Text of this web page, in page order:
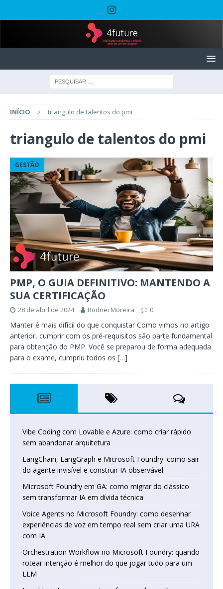
INÍCIO triangulo de talentos do pmi
triangulo de talentos do pmi
GESTÃO
PMP, O GUIA DEFINITIVO: MANTENDO A
SUA CERTIFICAÇÃO
28 de abril de 2024 Rodnei Moreira 0
Manter é mais difícil do que conquistar Como vimos no artigo
anterior, cumprir com os pré-requisitos são parte fundamental
para obtenção do PMP. Você se preparou de forma adequada
para o exame, cumpriu todos os […]
Vibe Coding com Lovable e Azure: como criar rápido
sem abandonar arquitetura
LangChain, LangGraph e Microsoft Foundry: como sair
do agente invisível e construir IA observável
Microsoft Foundry em GA: como migrar do clássico
sem transformar IA em dívida técnica
Voice Agents no Microsoft Foundry: como desenhar
experiências de voz em tempo real sem criar uma URA
com IA
Orchestration Workflow no Microsoft Foundry: quando
rotear intenção é melhor do que jogar tudo para um
LLM